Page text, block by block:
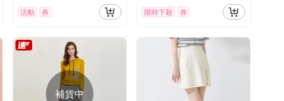
活動 券 限時下殺 券
補貨中